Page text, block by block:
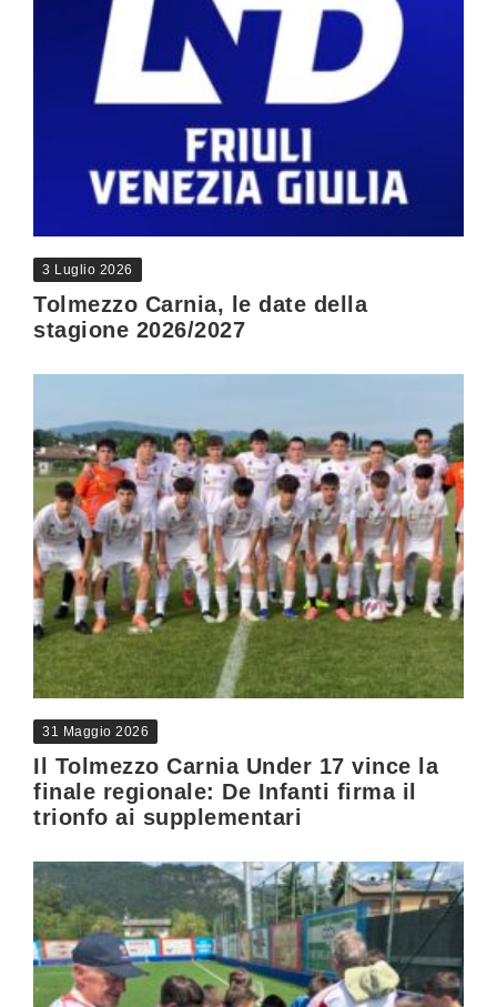
3 Luglio 2026
Tolmezzo Carnia, le date della
stagione 2026/2027
31 Maggio 2026
Il Tolmezzo Carnia Under 17 vince la
finale regionale: De Infanti firma il
trionfo ai supplementari